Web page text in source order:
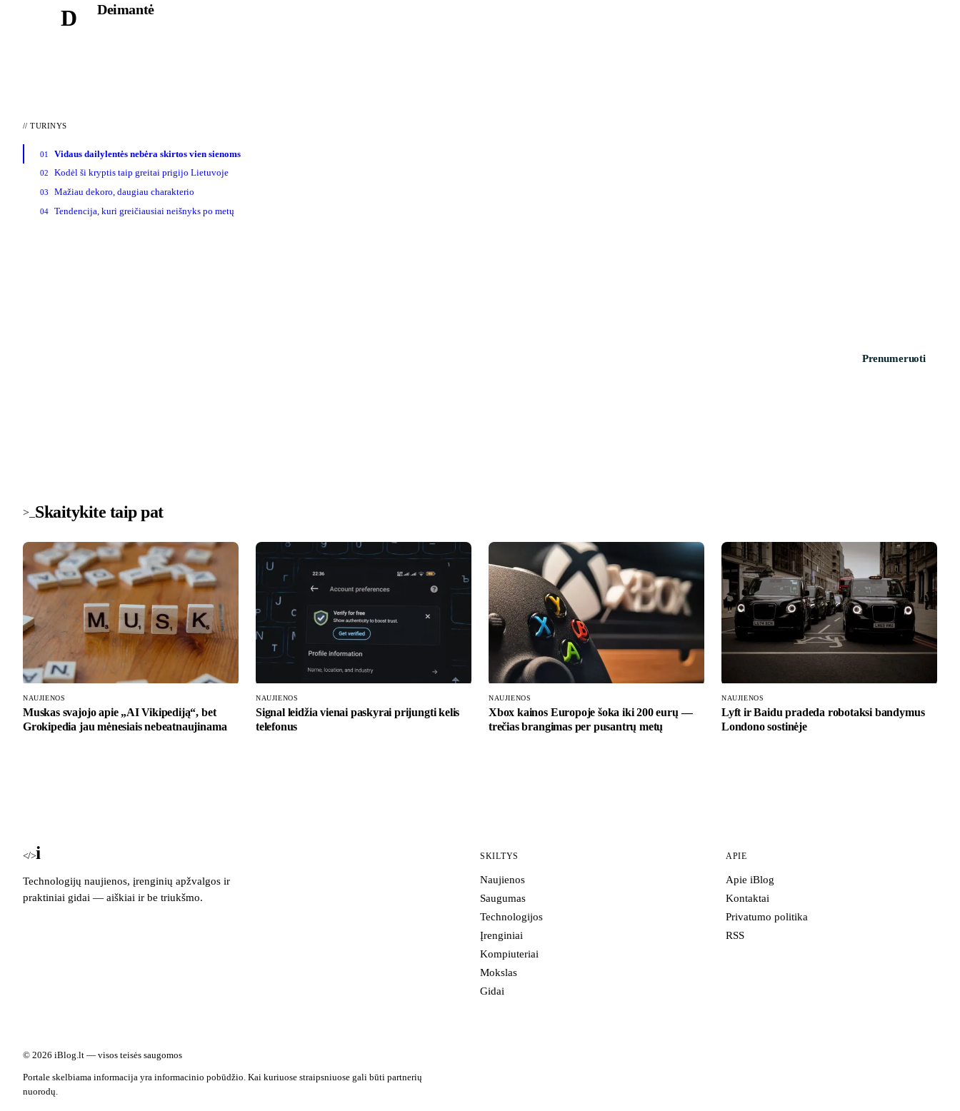
D Deimantė
// TURINYS
01 Vidaus dailylentės nebėra skirtos vien sienoms
02 Kodėl ši kryptis taip greitai prigijo Lietuvoje
03 Mažiau dekoro, daugiau charakterio
04 Tendencija, kuri greičiausiai neišnyks po metų
Prenumeruoti
>_ Skaitykite taip pat
NAUJIENOS
Muskas svajojo apie „AI Vikipediją“, bet
Grokipedia jau mėnesiais nebeatnaujinama
NAUJIENOS
Signal leidžia vienai paskyrai prijungti kelis
telefonus
NAUJIENOS
Xbox kainos Europoje šoka iki 200 eurų —
trečias brangimas per pusantrų metų
NAUJIENOS
Lyft ir Baidu pradeda robotaksi bandymus
Londono sostinėje
</>i
Technologijų naujienos, įrenginių apžvalgos ir
praktiniai gidai — aiškiai ir be triukšmo.
SKILTYS
Naujienos
Saugumas
Technologijos
Įrenginiai
Kompiuteriai
Mokslas
Gidai
APIE
Apie iBlog
Kontaktai
Privatumo politika
RSS
© 2026 iBlog.lt — visos teisės saugomos
Portale skelbiama informacija yra informacinio pobūdžio. Kai kuriuose straipsniuose gali būti partnerių
nuorodų.